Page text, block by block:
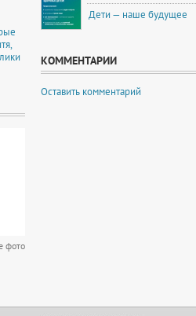
фото
Дети — наше будущее
КОММЕНТАРИИ
Оставить комментарий